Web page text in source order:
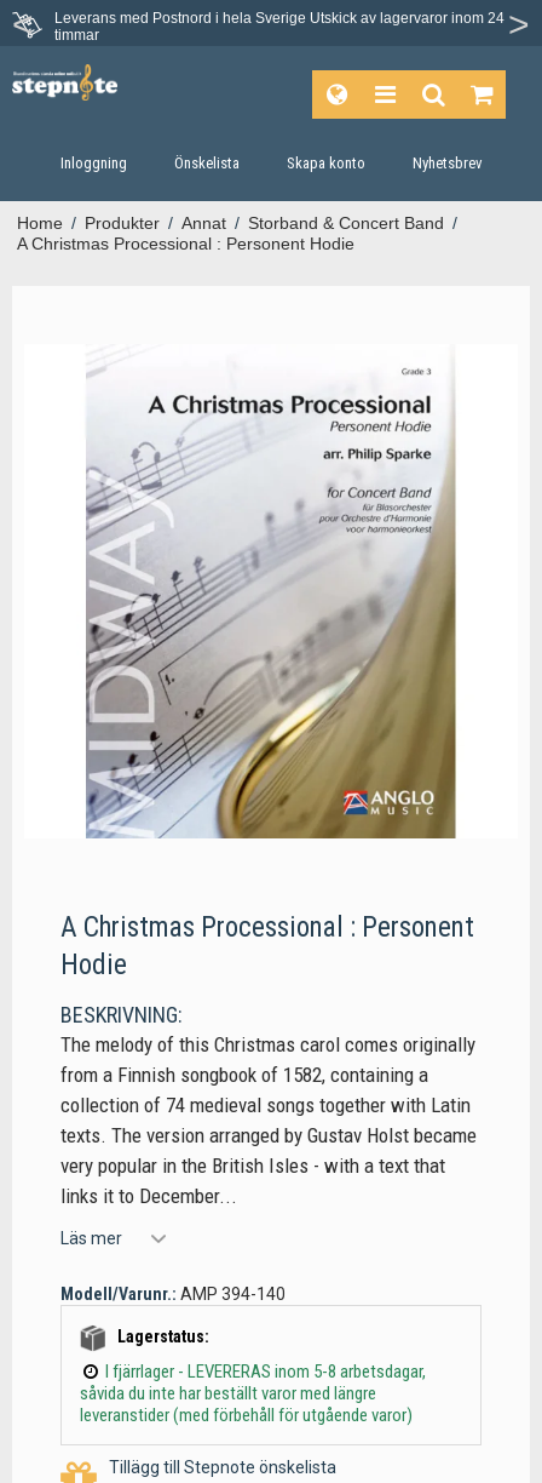
Leverans med Postnord i hela Sverige Utskick av lagervaror inom 24
timmar
Du har 30 dagars ångerrätt.
Inloggning Önskelista Skapa konto Nyhetsbrev
Home / Produkter / Annat / Storband & Concert Band /
A Christmas Processional : Personent Hodie
A Christmas Processional : Personent
Hodie
BESKRIVNING:
The melody of this Christmas carol comes originally
from a Finnish songbook of 1582, containing a
collection of 74 medieval songs together with Latin
texts. The version arranged by Gustav Holst became
very popular in the British Isles - with a text that
links it to December...
Läs mer
Modell/Varunr.: AMP 394-140
Lagerstatus:
I fjärrlager - LEVERERAS inom 5-8 arbetsdagar,
såvida du inte har beställt varor med längre
leveranstider (med förbehåll för utgående varor)
Tillägg till Stepnote önskelista